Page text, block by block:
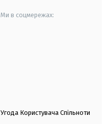
Ми в соцмережах:
Угода Користувача Спільноти